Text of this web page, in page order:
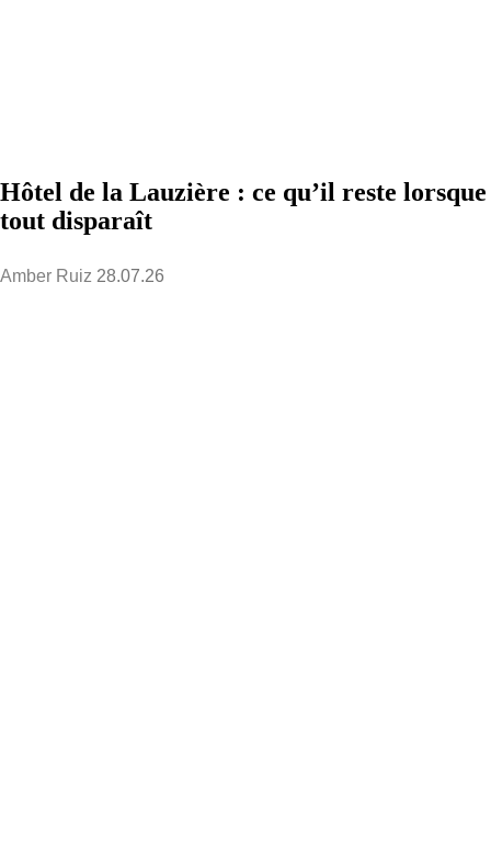
Hôtel de la Lauzière : ce qu’il reste lorsque
tout disparaît
Amber Ruiz 28.07.26